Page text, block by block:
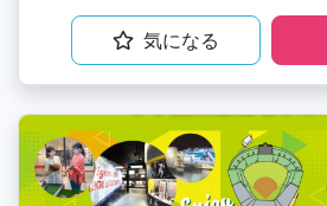
気になる